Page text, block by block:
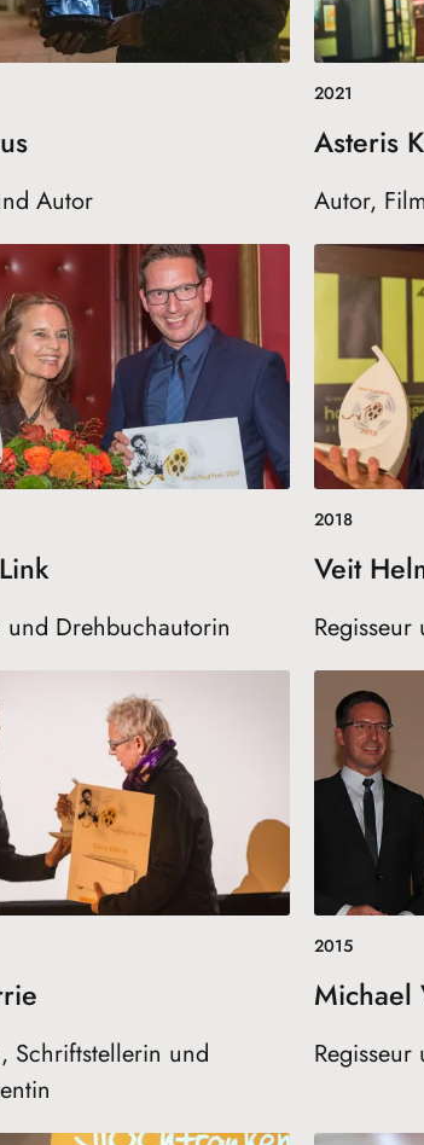
Autor
2021
Asteris
Autor,
und Drehbuchautorin
2018
Veit
Schriftstellerin und
2015
Michael